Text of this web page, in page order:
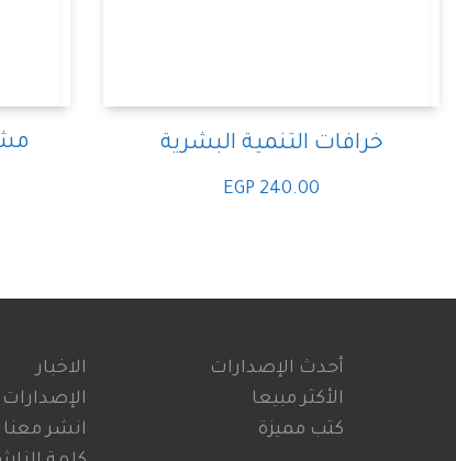
خرافات التنمية البشرية
EGP 240.00
الاخبار
الإصدارات
انشر معنا
أحدث الإصدارات
الأكثر مبيعا
كتب مميزة